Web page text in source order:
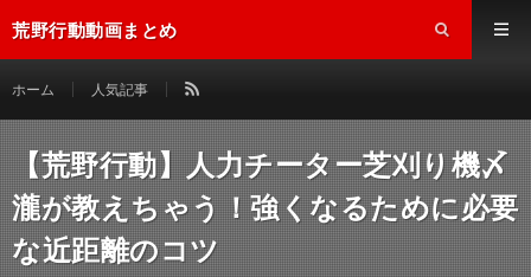
荒野行動動画まとめ
ホーム 人気記事
【荒野行動】人力チーター芝刈り機〆
瀧が教えちゃう！強くなるために必要
な近距離のコツ